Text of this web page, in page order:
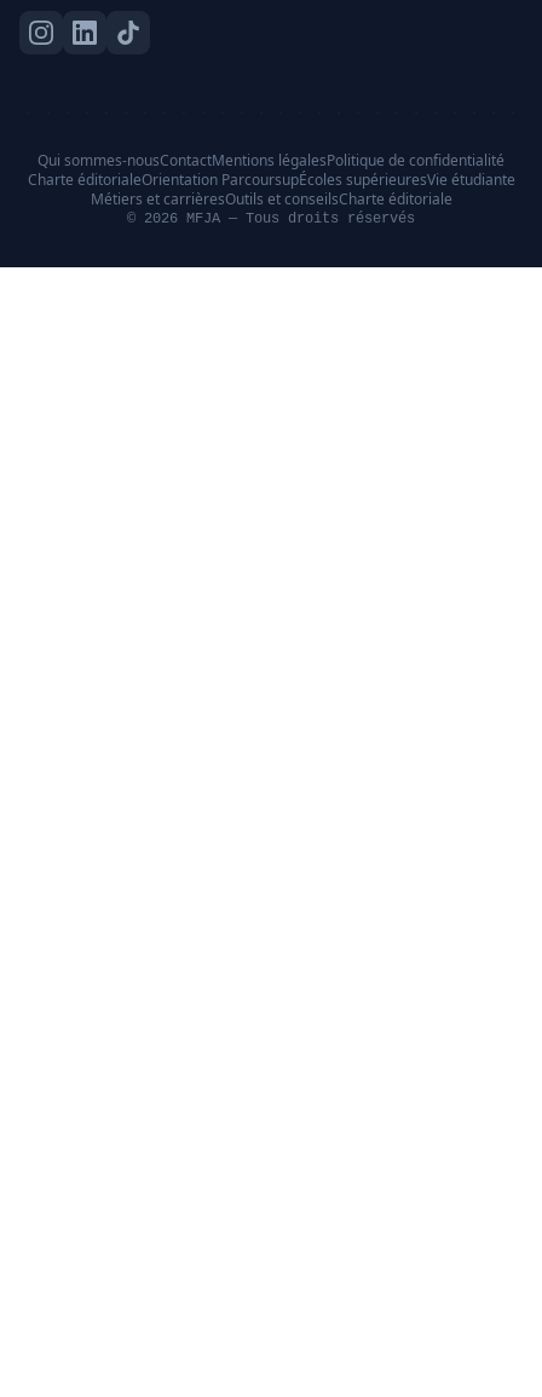
Qui sommes-nousContactMentions légalesPolitique de confidentialité
Charte éditorialeOrientation ParcoursupÉcoles supérieuresVie étudiante
Métiers et carrièresOutils et conseilsCharte éditoriale
© 2026 MFJA — Tous droits réservés